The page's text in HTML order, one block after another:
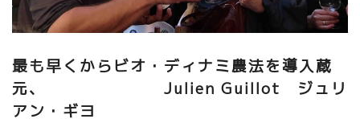
最も早くからビオ・ディナミ農法を導入蔵
元、 Julien Guillot ジュリ
アン・ギヨ